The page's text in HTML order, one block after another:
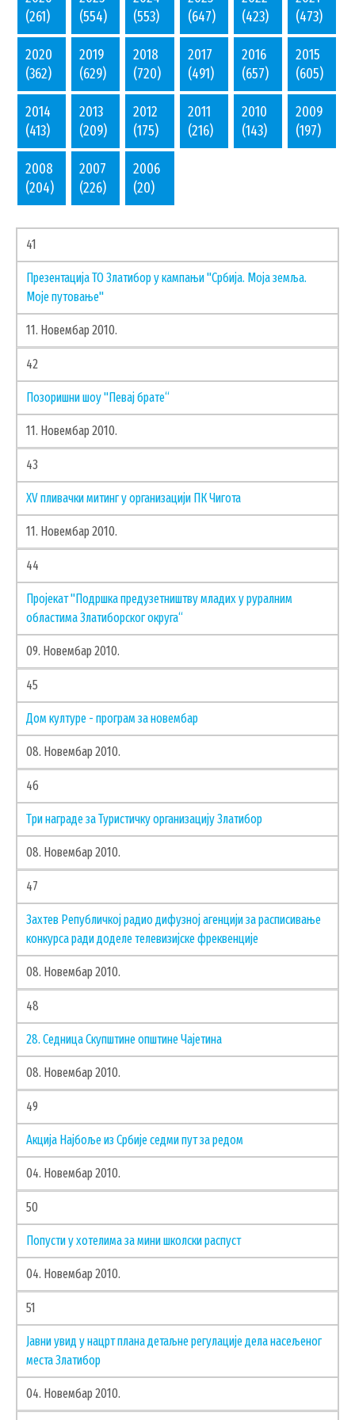
УДРУЖЕЊА И НВО
ЛОКАЛНА САМОУПРАВА
СКУПШТИНА
ПРЕДСЕДНИК
ОПШТИНСКО ВЕЋЕ
ОПШТИНСКА УПРАВА
ОПШТИНСКО ПРАВОБРАНИЛАШТВО
КОМУНАЛНА МИЛИЦИЈА ОПШТИНЕ
ЧАЈЕТИНА
ИНТЕРНА РЕВИЗИЈА
УСЛУГЕ
ВОДИЧ КРОЗ ЛОКАЛНУ УПРАВУ
ПИСАРНИЦА
ВИРТУЕЛНИ МАТИЧАР
КОНКУРСИ, ПОЗИВИ, ОБАВЕШТЕЊА
ПОДНОШЕЊЕ ЗАХТЕВА УРБАНИЗАМ
ГИС ЧАЈЕТИНА
ПОСТАВИТЕ НАМ ПИТАЊЕ
ДОКУМЕНТА
КОНТАКТИ
ЗАПОСЛЕНИ У ОПШТИНСКОЈ УПРАВИ
ПОСТАВИТЕ ПИТАЊЕ
SEARCH
FORM
ПРЕТРАЖИ
(261)
(554)
(553)
(647)
(423)
(473)
2020
(362)
2019
(629)
2018
(720)
2017
(491)
2016
(657)
2015
(605)
2014
(413)
2013
(209)
2012
(175)
2011
(216)
2010
(143)
2009
(197)
2008
(204)
2007
(226)
2006
(20)
41
Презентација ТО Златибор у кампањи "Србија. Моја земља.
Моје путовање"
11. Новембар 2010.
42
Позоришни шоу "Певај брате“
11. Новембар 2010.
43
XV пливачки митинг у организацији ПК Чигота
11. Новембар 2010.
44
Пројекат "Подршка предузетништву младих у руралним
областима Златиборског округа“
09. Новембар 2010.
45
Дом културе - програм за новембар
08. Новембар 2010.
46
Три награде за Туристичку организацију Златибор
08. Новембар 2010.
47
Захтев Републичкој радио дифузној агенцији за расписивање
конкурса ради доделе телевизијске фреквенције
08. Новембар 2010.
48
28. Седница Скупштине општине Чајетина
08. Новембар 2010.
49
Акција Најбоље из Србије седми пут за редом
04. Новембар 2010.
50
Попусти у хотелима за мини школски распуст
04. Новембар 2010.
51
Јавни увид у нацрт плана детаљне регулације дела насељеног
места Златибор
04. Новембар 2010.